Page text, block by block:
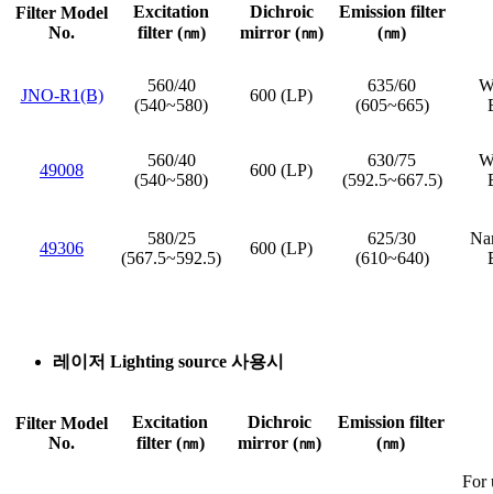
Filter Model
No.
Excitation
filter (㎚)
Dichroic
mirror (㎚)
Emission filter
(㎚)
JNO-R1(B)
560/40
(540~580)
600 (LP)
635/60
(605~665)
49008
560/40
(540~580)
600 (LP)
630/75
(592.5~667.5)
49306
580/25
(567.5~592.5)
600 (LP)
625/30
(610~640)
레이저 Lighting source 사용시
Filter Model
No.
Excitation
filter (㎚)
Dichroic
mirror (㎚)
Emission filter
(㎚)
For